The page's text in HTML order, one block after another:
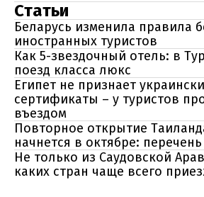
Статьи
Беларусь изменила правила
иностранных туристов
Как 5-звездочный отель: в
поезд класса люкс
Египет не признает
сертификаты – у туристов
въездом
Повторное открытие
начнется в октябре:
Не только из Саудовской
каких стран чаще всего